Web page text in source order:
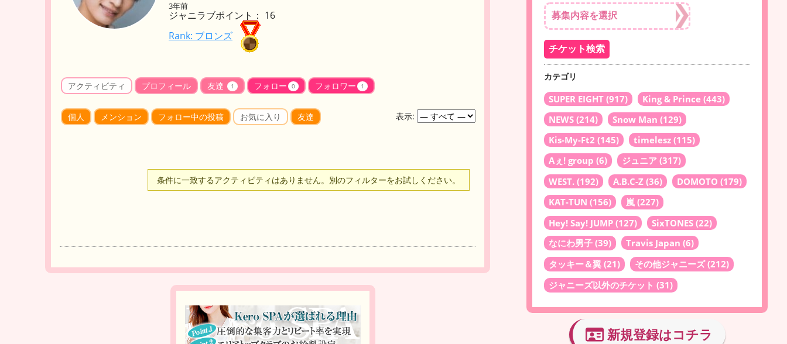
3年前
ジャニラブポイント： 16
Rank: ブロンズ
アクティビティ プロフィール 友達 1 フォロー 0 フォロワー 1
個人 メンション フォロー中の投稿 お気に入り 友達 表示:
条件に一致するアクティビティはありません。別のフィルターをお試しください。
カテゴリ
SUPER EIGHT (917) King & Prince (443)
NEWS (214) Snow Man (129)
Kis-My-Ft2 (145) timelesz (115)
Aぇ! group (6) ジュニア (317)
WEST. (192) A.B.C-Z (36) DOMOTO (179)
KAT-TUN (156) 嵐 (227)
Hey! Say! JUMP (127) SixTONES (22)
なにわ男子 (39) Travis Japan (6)
タッキー＆翼 (21) その他ジャニーズ(212)
ジャニーズ以外のチケット (31)
新規登録はコチラ